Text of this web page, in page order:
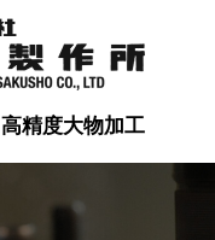
高精度大物加工